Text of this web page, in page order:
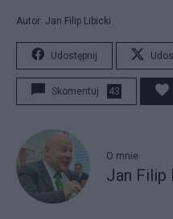
Autor: Jan Filip Libicki
Udostępnij
Skomentuj 43
O mnie
Jan Filip